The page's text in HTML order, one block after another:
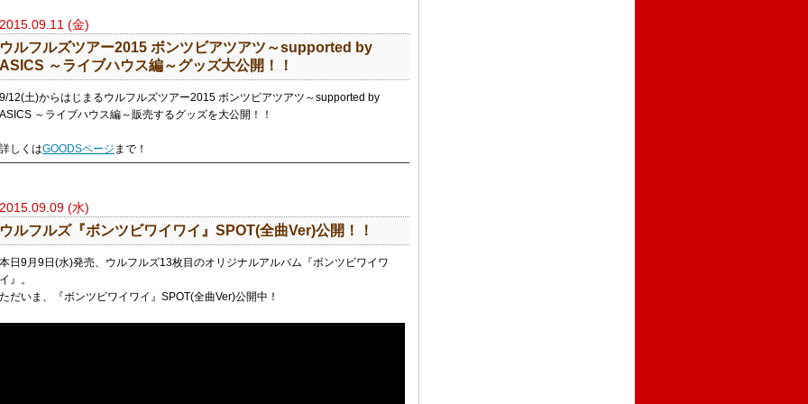
2015.09.11 (金)
ウルフルズツアー2015 ボンツビアツアツ～supported by
ASICS ～ライブハウス編～グッズ大公開！！
9/12(土)からはじまるウルフルズツアー2015 ボンツビアツアツ～supported by
ASICS ～ライブハウス編～販売するグッズを大公開！！
詳しくはGOODSページ まで！
2015.09.09 (水)
ウルフルズ『ボンツビワイワイ』SPOT(全曲Ver)公開！！
本日9月9日(水)発売、ウルフルズ13枚目のオリジナルアルバム『ボンツビワイワ
イ』。
ただいま、『ボンツビワイワイ』SPOT(全曲Ver)公開中！